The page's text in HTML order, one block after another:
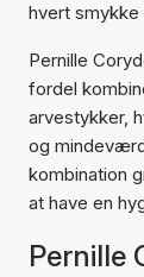
hvert smykke
Pernille
fordel
arvestykker,
og
kombination
at have en
Pernille